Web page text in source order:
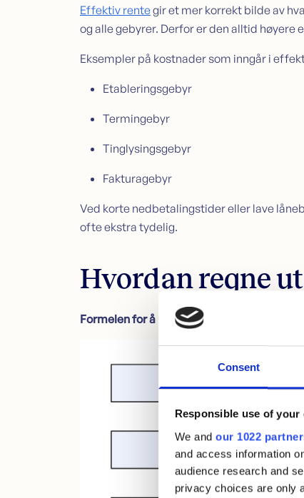
Consent
Responsible use of your
We and our 1022
and access information
audience research and
privacy choices are only
Effektiv rentegir et mer korrekt bilde av
og alle gebyrer. Derfor er den alltid høyere
Eksempler på kostnader som inngår i
Etableringsgebyr
Termingebyr
Tinglysingsgebyr
Fakturagebyr
Ved korte nedbetalingstider eller lave
ofte ekstra tydelig.
Hvordan regne
Formelen for å beregne effektiv rente ser